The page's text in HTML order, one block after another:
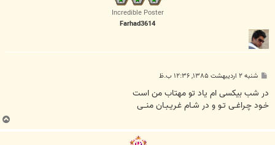
Incredible Poster
Farhad3614
پ
ت
شنبه ۲ اردیبهشت ۱۳۸۵, ۱۲:۳۶ ب.ظ
در شب بیکسی ام یاد تو مهتاب من است
خـود چـراغـی تـو و در شـام غـریـبـان منــی
ب
ا